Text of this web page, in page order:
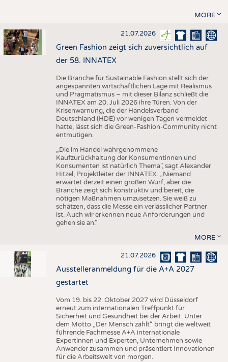
MORE
21.07.2026
Green Fashion zeigt sich zuversichtlich auf
der 58. INNATEX
Die Branche für Sustainable Fashion stellt sich der
angespannten wirtschaftlichen Lage mit Realismus
und Pragmatismus – mit dieser Bilanz schließt die
INNATEX am 20. Juli 2026 ihre Türen. Von der
Krisenwarnung, die der Handelsverband
Deutschland (HDE) vor wenigen Tagen vermeldet
hatte, lässt sich die Green-Fashion-Community nicht
entmutigen.
„Die im Handel wahrgenommene
Kaufzurückhaltung der Konsumentinnen und
Konsumenten ist natürlich Thema", sagt Alexander
Hitzel, Projektleiter der INNATEX. „Niemand
erwartet derzeit einen großen Wurf, aber die
Branche zeigt sich konstruktiv und bereit, die
nötigen Maßnahmen umzusetzen. Sie weiß zu
schätzen, dass die Messe ein verlässlicher Partner
ist. Auch wir erkennen neue Anforderungen und
gehen sie an."
MORE
21.07.2026
Ausstelleranmeldung für die A+A 2027
gestartet
Vom 19. bis 22. Oktober 2027 wird Düsseldorf
erneut zum internationalen Treffpunkt für
Sicherheit und Gesundheit bei der Arbeit. Unter
dem Motto „Der Mensch zählt“ bringt die weltweit
führende Fachmesse A+A internationale
Expertinnen und Experten, Unternehmen sowie
Anwender zusammen und präsentiert Innovationen
für die Arbeitswelt von morgen.